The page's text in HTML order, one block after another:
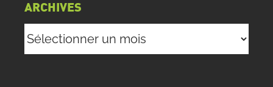
ARCHIVES